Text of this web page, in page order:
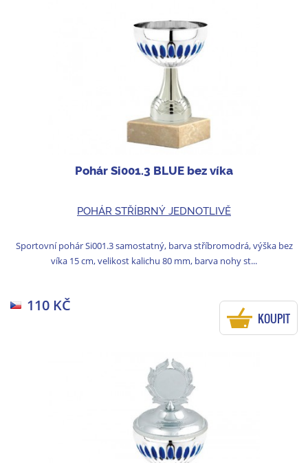
Pohár Si001.3 BLUE bez víka
POHÁR STŘÍBRNÝ JEDNOTLIVĚ
Sportovní pohár Si001.3 samostatný, barva stříbromodrá, výška bez
víka 15 cm, velikost kalichu 80 mm, barva nohy st...
110 KČ
KOUPIT